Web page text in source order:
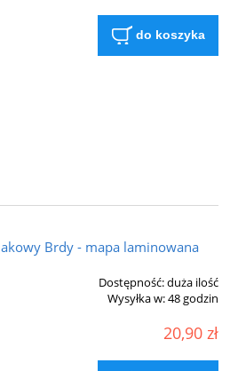
do koszyka
Brdy - mapa laminowana
Dostępność:duża ilość
Wysyłka w:48 godzin
20,90 zł